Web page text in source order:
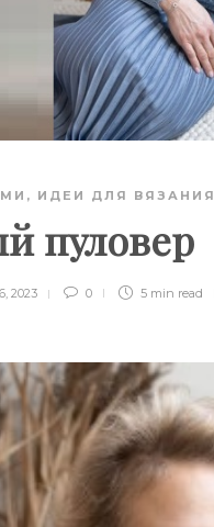
, ИДЕИ ДЛЯ ВЯЗАНИЯ
пуловер
2023 0 5 min read